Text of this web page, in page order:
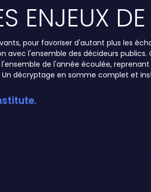
ENJEUX
pour favoriser d'autant plus les
l'ensemble des décideurs
de l'année écoulée,
Un décryptage en somme complet et